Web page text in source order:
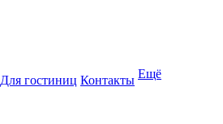
Для гостиниц Контакты Ещё